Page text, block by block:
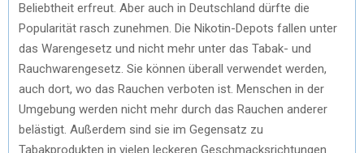
Beliebtheit erfreut. Aber auch in Deutschland dürfte die
Popularität rasch zunehmen. Die Nikotin-Depots fallen unter
das Warengesetz und nicht mehr unter das Tabak- und
Rauchwarengesetz. Sie können überall verwendet werden,
auch dort, wo das Rauchen verboten ist. Menschen in der
Umgebung werden nicht mehr durch das Rauchen anderer
belästigt. Außerdem sind sie im Gegensatz zu
Tabakprodukten in vielen leckeren Geschmacksrichtungen